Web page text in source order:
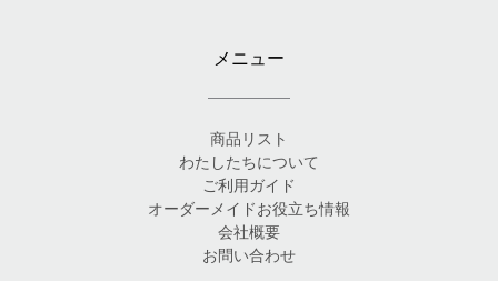
メニュー
商品リスト
わたしたちについて
ご利用ガイド
オーダーメイドお役立ち情報
会社概要
お問い合わせ